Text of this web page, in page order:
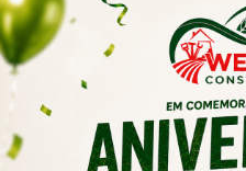
Equipe completa
• Afonso Boeing –
• José Eduardo Claudio
• Gustavo Botega –
• Vanio de Oliveira